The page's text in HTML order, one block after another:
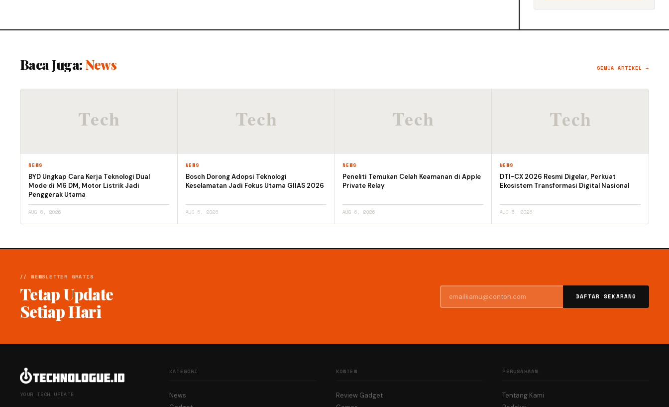
Baca Juga: News SEMUA ARTIKEL →
NEWS
BYD Ungkap Cara Kerja Teknologi Dual
Mode di M6 DM, Motor Listrik Jadi
Penggerak Utama
AUG 6, 2026
NEWS
Bosch Dorong Adopsi Teknologi
Keselamatan Jadi Fokus Utama GIIAS 2026
AUG 6, 2026
NEWS
Peneliti Temukan Celah Keamanan di Apple
Private Relay
AUG 6, 2026
NEWS
DTI-CX 2026 Resmi Digelar, Perkuat
Ekosistem Transformasi Digital Nasional
AUG 5, 2026
// NEWSLETTER GRATIS
Tetap Update
Setiap Hari
DAFTAR SEKARANG
YOUR TECH UPDATE
KATEGORI
News
KONTEN
Review Gadget
PERUSAHAAN
Tentang Kami